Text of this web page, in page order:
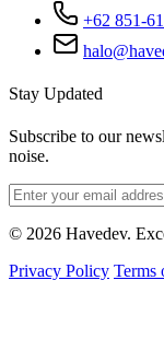
+62 851-
Stay Updated
Subscribe to our
noise.
© 2026 Havedev.
Privacy Policy Terms